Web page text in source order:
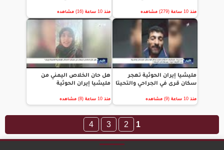
منذ 10 ساعة (279) مشاهده منذ 10 ساعة (16) مشاهده
مليشيا إيران الحوثية تهجر
سكان قرى في الجراحي والتحيتا
منذ 10 ساعة (9) مشاهده
هل حان الخلاص اليمني من
مليشيا إيران الحوثية
منذ 10 ساعة (8) مشاهده
1
2
3
4